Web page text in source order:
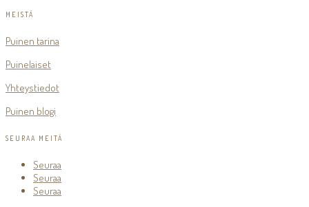
MEISTÄ
Puinen tarina
Puinelaiset
Yhteystiedot
Puinen blogi
SEURAA MEITÄ
Seuraa
Seuraa
Seuraa